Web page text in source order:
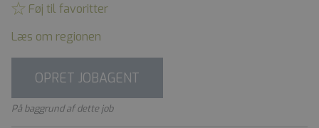
Føj til favoritter
Læs om regionen
OPRET JOBAGENT
På baggrund af dette job